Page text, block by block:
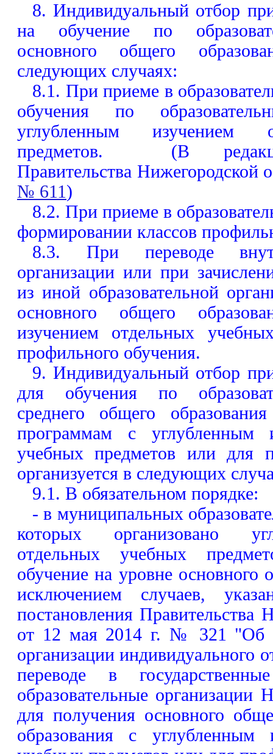
8. Индивидуальный отбор
на обучение по
основного общего
следующих случаях:
8.1. При приеме в
обучения по
углубленным изучением
предметов. (В
Правительства Нижегородской
№ 611)
8.2. При приеме в
формировании классов
8.3. При переводе
организации или при
из иной образовательной
основного общего
изучением отдельных
профильного обучения.
9. Индивидуальный отбор
для обучения по
среднего общего
программам с углубленным
учебных предметов или для
организуется в следующих
9.1. В обязательном порядке:
- в муниципальных
которых организовано
отдельных учебных
обучение на уровне основного
исключением случаев,
постановления Правительства
от 12 мая 2014 г. № 321 "Об
организации индивидуального
переводе в
образовательные организации
для получения основного
образования с углубленным